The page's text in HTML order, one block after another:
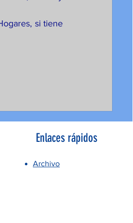
si tiene
Enlaces rápidos
Archivo